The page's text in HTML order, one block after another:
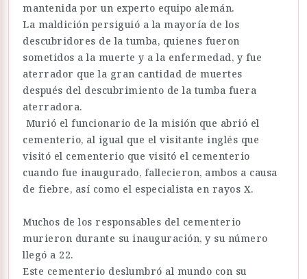
mantenida por un experto equipo alemán.
La maldición persiguió a la mayoría de los
descubridores de la tumba, quienes fueron
sometidos a la muerte y a la enfermedad, y fue
aterrador que la gran cantidad de muertes
después del descubrimiento de la tumba fuera
aterradora.
Murió el funcionario de la misión que abrió el
cementerio, al igual que el visitante inglés que
visitó el cementerio que visitó el cementerio
cuando fue inaugurado, fallecieron, ambos a causa
de fiebre, así como el especialista en rayos X.
Muchos de los responsables del cementerio
murieron durante su inauguración, y su número
llegó a 22.
Este cementerio deslumbró al mundo con su